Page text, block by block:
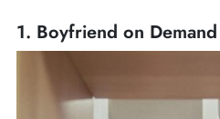
1. Boyfriend on Demand